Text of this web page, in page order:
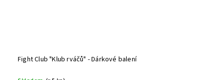
Fight Club "Klub rváčů" - Dárkové balení